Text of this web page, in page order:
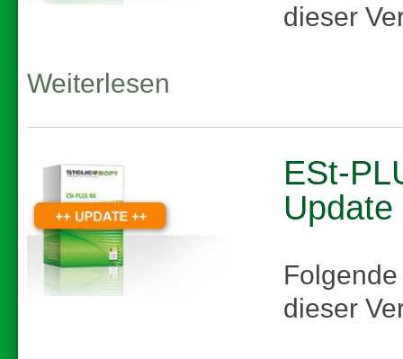
dieser
Weiterlesen
ESt-
dieser